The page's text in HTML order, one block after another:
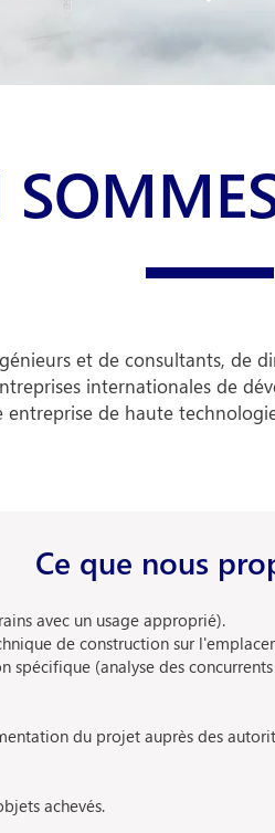
et de consultants, de
internationales de
de haute
Ce que nous
avec un usage approprié).
de construction sur
spécifique (analyse des
du projet auprès des
achevés.